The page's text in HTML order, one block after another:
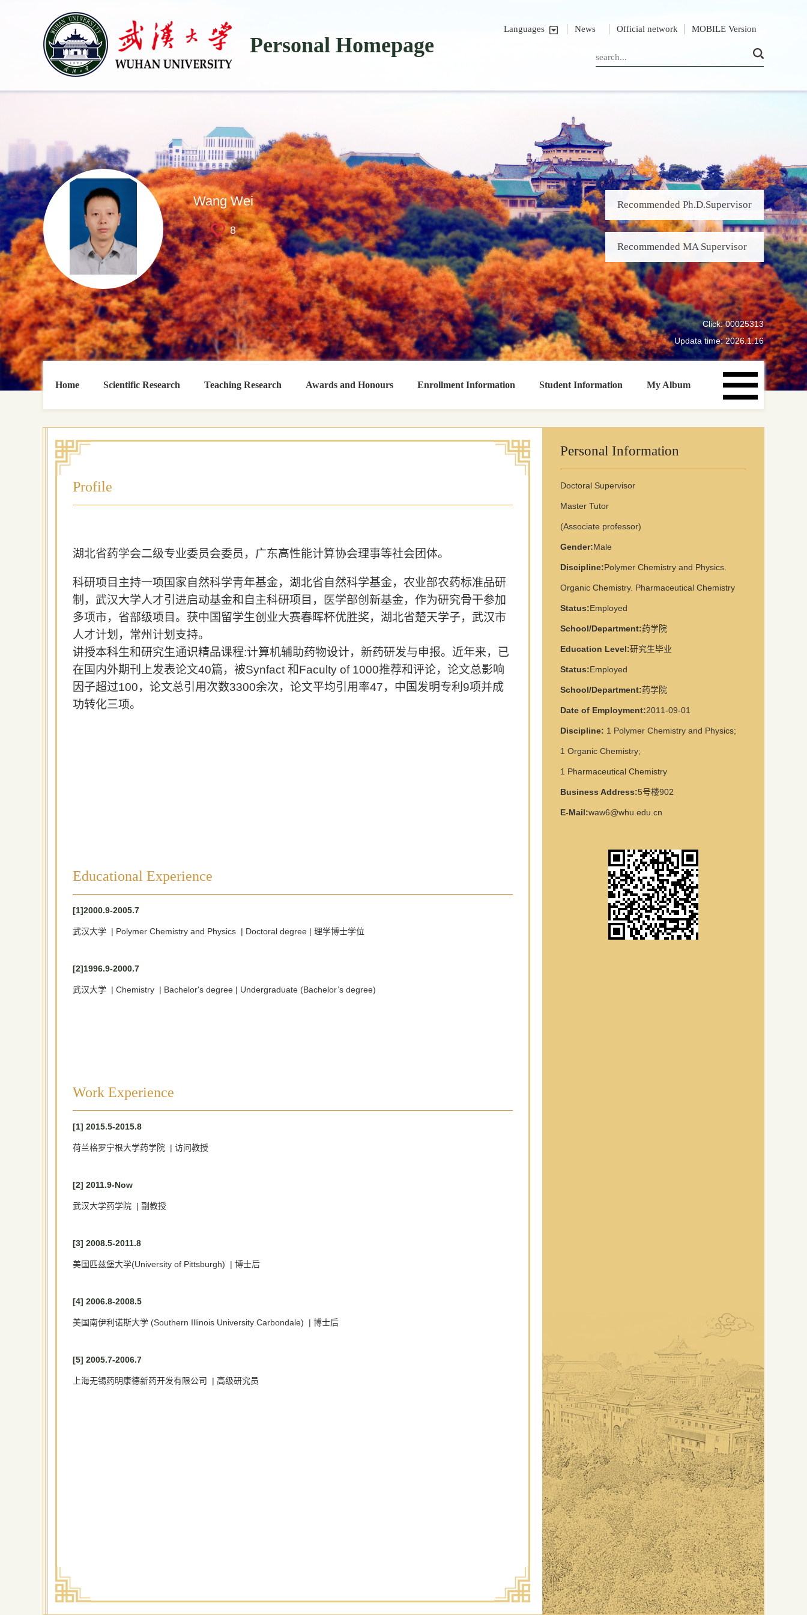
Personal Homepage
Languages News Official network MOBILE Version
Wang Wei
8
Recommended Ph.D.Supervisor
Recommended MA Supervisor
Click:00025313
Updata time:2026.1.16
Home Scientific Research Teaching Research Awards and Honours Enrollment Information Student Information My Album
Personal Information
Doctoral Supervisor
Master Tutor
(Associate professor)
Gender:Male
Discipline:Polymer Chemistry and Physics.
Organic Chemistry. Pharmaceutical Chemistry
Status:Employed
School/Department:药学院
Education Level:研究生毕业
Status:Employed
School/Department:药学院
Date of Employment:2011-09-01
Discipline: 1 Polymer Chemistry and Physics;
1 Organic Chemistry;
1 Pharmaceutical Chemistry
Business Address:5号楼902
E-Mail:waw6@whu.edu.cn
Profile
湖北省药学会二级专业委员会委员，广东高性能计算协会理事等社会团体。
科研项目主持一项国家自然科学青年基金，湖北省自然科学基金，农业部农药标准品研
制，武汉大学人才引进启动基金和自主科研项目，医学部创新基金，作为研究骨干参加
多项市，省部级项目。获中国留学生创业大赛春晖杯优胜奖，湖北省楚天学子，武汉市
人才计划，常州计划支持。
讲授本科生和研究生通识精品课程:计算机辅助药物设计，新药研发与申报。近年来，已
在国内外期刊上发表论文40篇，被Synfact 和Faculty of 1000推荐和评论，论文总影响
因子超过100，论文总引用次数3300余次，论文平均引用率47，中国发明专利 9项并成
功转化三项。
Educational Experience
[1]2000.9-2005.7
武汉大学 | Polymer Chemistry and Physics | Doctoral degree | 理学博士学位
[2]1996.9-2000.7
武汉大学 | Chemistry | Bachelor's degree | Undergraduate (Bachelor’s degree)
Work Experience
[1] 2015.5-2015.8
荷兰格罗宁根大学药学院 | 访问教授
[2] 2011.9-Now
武汉大学药学院 | 副教授
[3] 2008.5-2011.8
美国匹兹堡大学(University of Pittsburgh) | 博士后
[4] 2006.8-2008.5
美国南伊利诺斯大学 (Southern Illinois University Carbondale) | 博士后
[5] 2005.7-2006.7
上海无锡药明康德新药开发有限公司 | 高级研究员